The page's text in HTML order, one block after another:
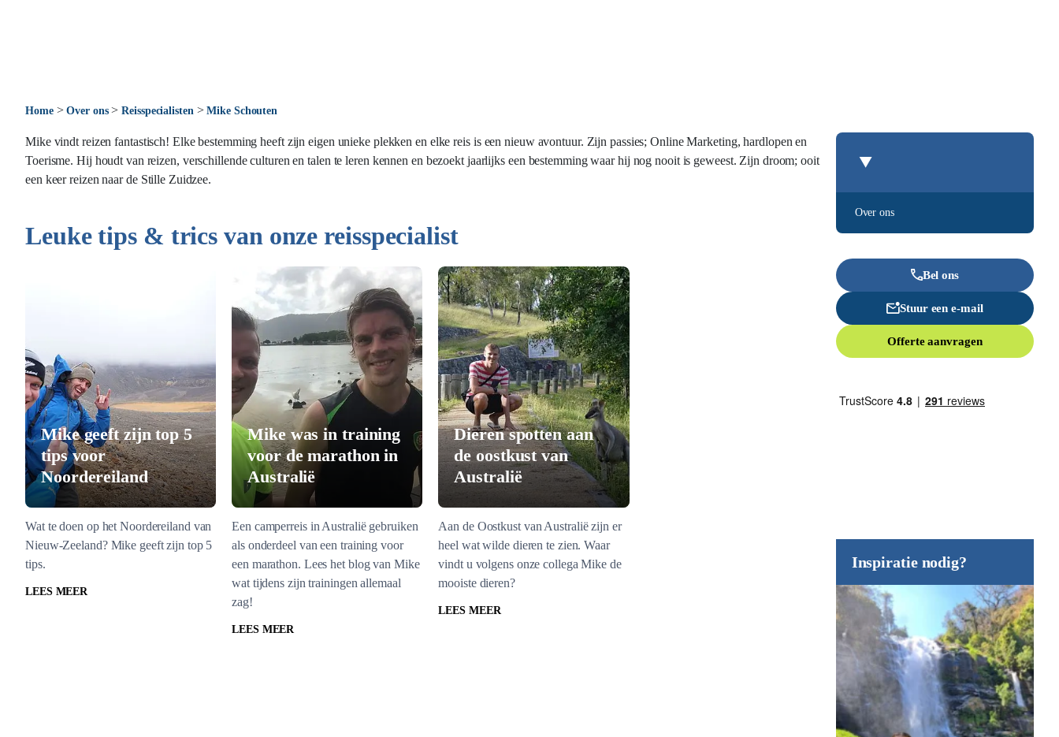
Home>Over ons>Reisspecialisten >Mike Schouten
Over ons
Bel ons
Stuur een e-mail
Offerte aanvragen
Inspiratie nodig?
Mike vindt reizen fantastisch! Elke bestemming heeft zijn eigen unieke plekken en elke reis is een nieuw avontuur. Zijn passies; Online Marketing, hardlopen en
Toerisme. Hij houdt van reizen, verschillende culturen en talen te leren kennen en bezoekt jaarlijks een bestemming waar hij nog nooit is geweest. Zijn droom; ooit
een keer reizen naar de Stille Zuidzee.
Leuke tips & trics van onze reisspecialist
Mike geeft zijn top 5
tips voor
Noordereiland
Wat te doen op het Noordereiland van
Nieuw-Zeeland? Mike geeft zijn top 5
tips.
LEES MEER
Mike was in training
voor de marathon in
Australië
Een camperreis in Australië gebruiken
als onderdeel van een training voor
een marathon. Lees het blog van Mike
wat tijdens zijn trainingen allemaal
zag!
LEES MEER
Dieren spotten aan
de oostkust van
Australië
Aan de Oostkust van Australië zijn er
heel wat wilde dieren te zien. Waar
vindt u volgens onze collega Mike de
mooiste dieren?
LEES MEER